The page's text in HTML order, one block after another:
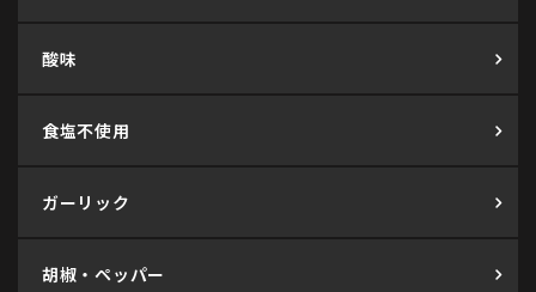
酸味
食塩不使用
ガーリック
胡椒・ペッパー